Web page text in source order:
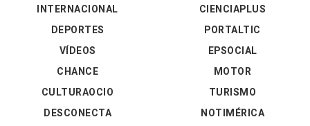
INTERNACIONAL
DEPORTES
VÍDEOS
CIENCIAPLUS
PORTALTIC
EPSOCIAL
CHANCE
CULTURAOCIO
DESCONECTA
MOTOR
TURISMO
NOTIMÉRICA